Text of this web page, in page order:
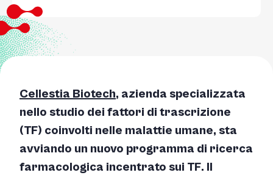
Cellestia Biotech, azienda specializzata
nello studio dei fattori di trascrizione
(TF) coinvolti nelle malattie umane, sta
avviando un nuovo programma di ricerca
farmacologica incentrato sui TF. Il